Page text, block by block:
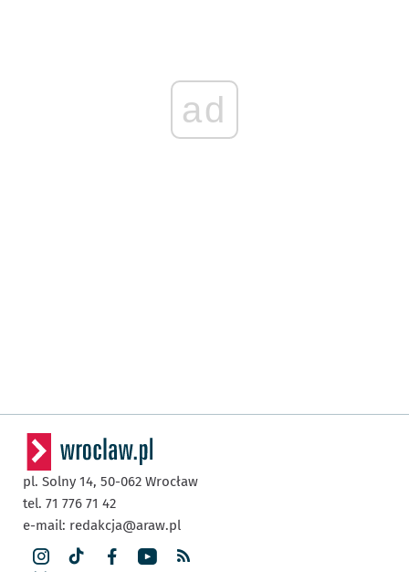
ad
pl. Solny 14, 50-062 Wrocław
tel. 71 776 71 42
e-mail: redakcja@araw.pl